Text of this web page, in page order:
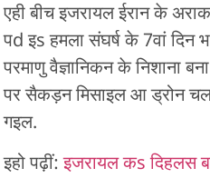
एही बीच इजरायल ईरान के
पd इs हमला संघर्ष के 7वां दिन
परमाणु वैज्ञानिकन के निशाना
पर सैकड़न मिसाइल आ ड्रोन चला
गइल.
इहो पढ़ीं:इजरायल कs दिहलस